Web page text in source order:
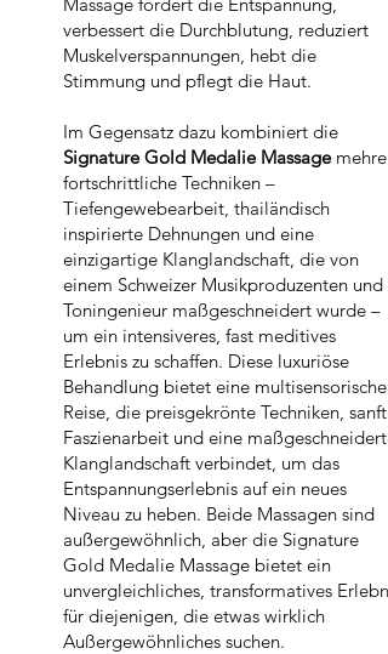
verbessert die Durchblutung, reduziert
Muskelverspannungen, hebt die
Stimmung und pflegt die Haut.
Im Gegensatz dazu kombiniert die
Signature Gold Medalie Massage
fortschrittliche Techniken –
Tiefengewebearbeit, thailändisch
inspirierte Dehnungen und eine
einzigartige Klanglandschaft, die von
einem Schweizer Musikproduzenten und
Toningenieur maßgeschneidert wurde –
um ein intensiveres, fast meditives
Erlebnis zu schaffen. Diese luxuriöse
Behandlung bietet eine multisensorische
Reise, die preisgekrönte Techniken, sanfte
Faszienarbeit und eine maßgeschneiderte
Klanglandschaft verbindet, um das
Entspannungserlebnis auf ein neues
Niveau zu heben. Beide Massagen sind
außergewöhnlich, aber die Signature
Gold Medalie Massage bietet ein
unvergleichliches, transformatives
für diejenigen, die etwas wirklich
Außergewöhnliches suchen.